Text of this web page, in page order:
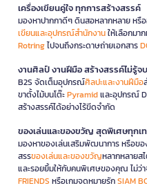
เครื่องเขียนคู่ใจ ทุกการสร้างสรรค์
มองหาปากกาดีๆ ดินสอหลากหลาย ห
เขียนและอุปกรณ์สำนักงานให้เลือกมา
Rotringไปจนถึงกระดาษถ่ายเอกสาร
งานศิลป์ งานฝีมือ สร้างสรรค์ไม่รู้จบ
B2S จัดเต็มอุปกรณ์ศิลปะและงานฝีมือ
ขาตั้งไม้บนโต๊ะPyramidและอุปกรณ์
สร้างสรรค์ได้อย่างไร้ขีดจำกัด
ของเล่นและของขวัญ สุดพิเศษทุกเ
มองหาของเล่นเสริมพัฒนาการ หรือข
สรรของเล่นและของขวัญหลากหลายส
และรอยยิ้มให้กับคนพิเศษของคุณ ไม่ว่า
FRIENDS หรือเกมจดหมายรักSIAM